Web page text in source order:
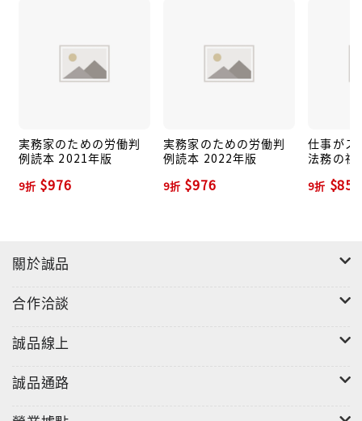
実務家のための労働判
例読本 2021年版
9折 $976
実務家のための労働判
例読本 2022年版
9折 $976
仕事がス
法務の社
9折 $850
關於誠品
合作洽談
誠品線上
誠品通路